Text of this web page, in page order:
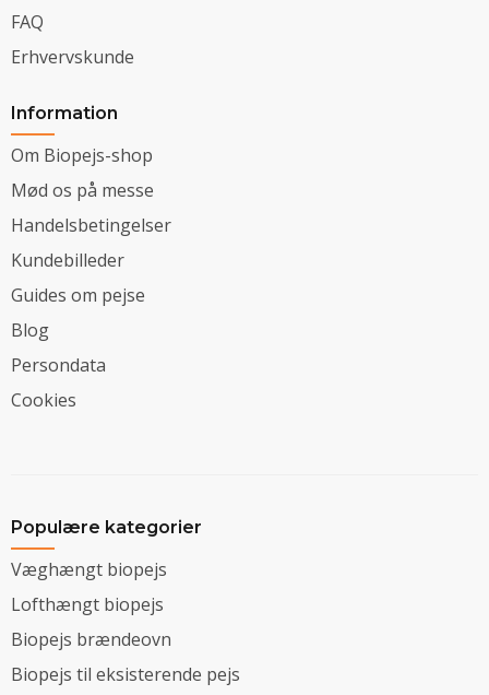
FAQ
Erhvervskunde
Information
Om Biopejs-shop
Mød os på messe
Handelsbetingelser
Kundebilleder
Guides om pejse
Blog
Persondata
Cookies
Populære kategorier
Væghængt biopejs
Lofthængt biopejs
Biopejs brændeovn
Biopejs til eksisterende pejs